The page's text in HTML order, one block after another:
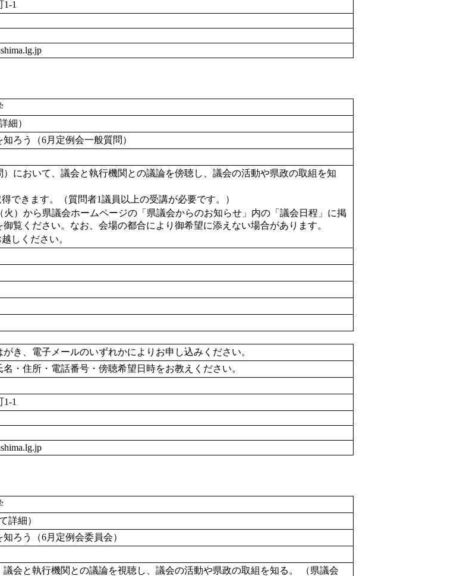
1-1
細）
ろう（6月定例会一般質問）
において、議会と執行機関との議論を傍聴し、議会の活動や県政の取組を知
できます。（質問者1議員以上の受講が必要です。）
）から県議会ホームページの「県議会からのお知らせ」内の「議会日程」に掲
覧ください。なお、会場の都合により御希望に添えない場合があります。
しください。
き、電子メールのいずれかによりお申し込みください。
・住所・電話番号・傍聴希望日時をお教えください。
1-1
詳細）
ろう（6月定例会委員会）
会と執行機関との議論を視聴し、議会の活動や県政の取組を知る。 （県議会